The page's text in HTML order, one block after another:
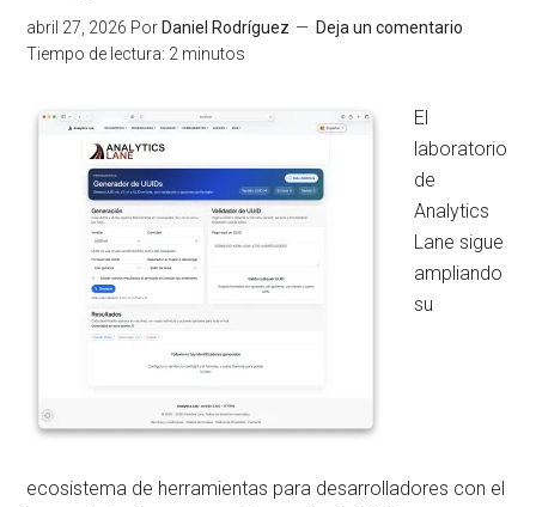
abril 27, 2026 Por Daniel Rodríguez
Deja un comentario
Tiempo de lectura: 2 minutos
El
laboratorio
de
Analytics
Lane sigue
ampliando
su
ecosistema de herramientas para desarrolladores con el